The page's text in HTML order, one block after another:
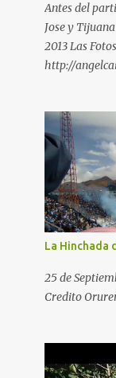
Antes del
Jose y
2013 Las
http://
La Hinchada
25 de
Credito